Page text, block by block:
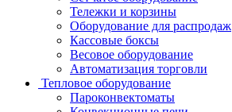
Тележки и корзины
Оборудование для распродаж
Кассовые боксы
Весовое оборудование
Автоматизация торговли
Тепловое оборудование
Пароконвектоматы